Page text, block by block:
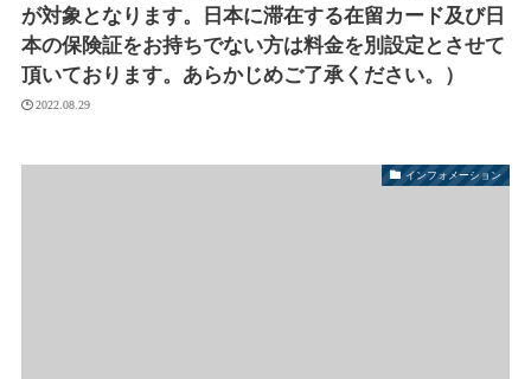
が対象となります。日本に滞在する在留カード及び日
本の保険証をお持ちでない方は料金を別設定とさせて
頂いております。あらかじめご了承ください。）
2022.08.29
インフォメーション